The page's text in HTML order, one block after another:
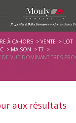
À CAHORS VENTE
LOT
MAISON
T7
VUE DOMINANT TRES
aux résultats